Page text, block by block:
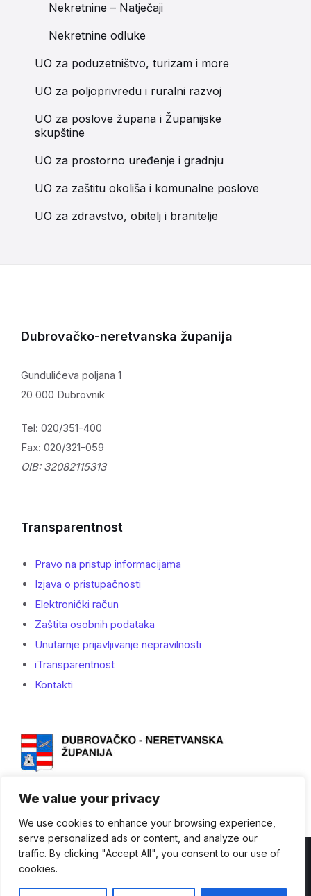
We value your privacy
We use cookies to enhance your browsing experience,
serve personalized ads or content, and analyze our
traffic. By clicking "Accept All", you consent to our use of
cookies.
Nekretnine – Natječaji
Nekretnine odluke
UO za poduzetništvo, turizam i more
UO za poljoprivredu i ruralni razvoj
UO za poslove župana i Županijske
skupštine
UO za prostorno uređenje i gradnju
UO za zaštitu okoliša i komunalne poslove
UO za zdravstvo, obitelj i branitelje
Dubrovačko-neretvanska županija
Gundulićeva poljana 1
20 000 Dubrovnik
Tel: 020/351-400
Fax: 020/321-059
OIB: 32082115313
Transparentnost
Pravo na pristup informacijama
Izjava o pristupačnosti
Elektronički račun
Zaštita osobnih podataka
Unutarnje prijavljivanje nepravilnosti
iTransparentnost
Kontakti
© Dubrovačko-neretvanska županija - 2023. - Sva prava